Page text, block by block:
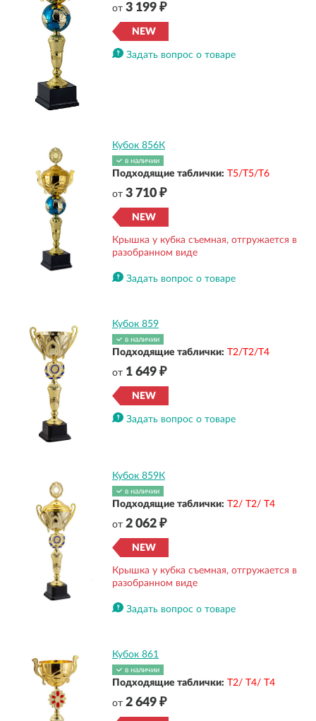
от3 199 ₽
NEW
Задать вопрос о товаре
Кубок 856К
в наличии
Подходящие таблички: Т5/Т5/Т6
от3 710 ₽
NEW
Крышка у кубка съемная, отгружается в
разобранном виде
Задать вопрос о товаре
Кубок 859
в наличии
Подходящие таблички: Т2/Т2/Т4
от1 649 ₽
NEW
Задать вопрос о товаре
Кубок 859К
в наличии
Подходящие таблички: Т2/ Т2/ Т4
от2 062 ₽
NEW
Крышка у кубка съемная, отгружается в
разобранном виде
Задать вопрос о товаре
Кубок 861
в наличии
Подходящие таблички: Т2/ Т4/ Т4
от2 649 ₽